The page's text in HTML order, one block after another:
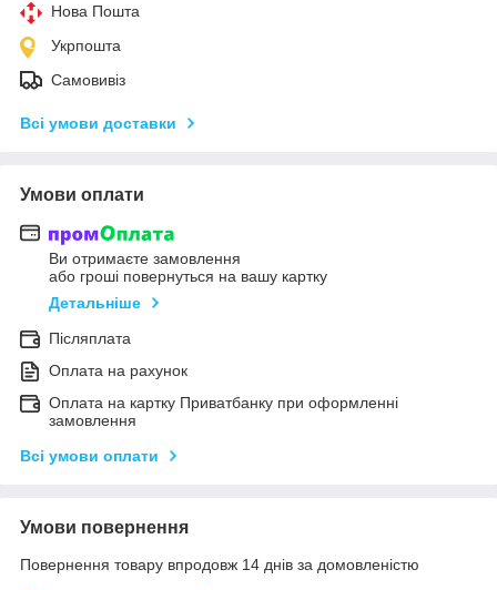
Нова Пошта
Укрпошта
Самовивіз
Всі умови доставки
Умови оплати
Ви отримаєте замовлення
або гроші повернуться на вашу картку
Детальніше
Післяплата
Оплата на рахунок
Оплата на картку Приватбанку при оформленні
замовлення
Всі умови оплати
Умови повернення
Повернення товару впродовж 14 днів за домовленістю